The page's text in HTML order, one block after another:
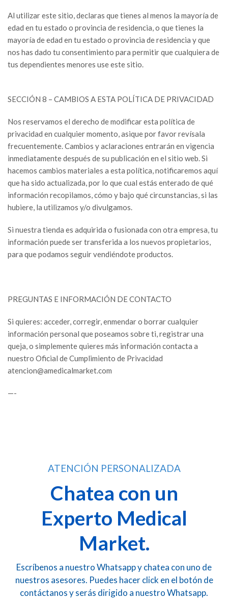
Al utilizar este sitio, declaras que tienes al menos la mayoría de
edad en tu estado o provincia de residencia, o que tienes la
mayoría de edad en tu estado o provincia de residencia y que
nos has dado tu consentimiento para permitir que cualquiera de
tus dependientes menores use este sitio.
SECCIÓN 8 – CAMBIOS A ESTA POLÍTICA DE PRIVACIDAD
Nos reservamos el derecho de modificar esta política de
privacidad en cualquier momento, asique por favor revísala
frecuentemente. Cambios y aclaraciones entrarán en vigencia
inmediatamente después de su publicación en el sitio web. Si
hacemos cambios materiales a esta política, notificaremos aquí
que ha sido actualizada, por lo que cual estás enterado de qué
información recopilamos, cómo y bajo qué circunstancias, si las
hubiere, la utilizamos y/o divulgamos.
Si nuestra tienda es adquirida o fusionada con otra empresa, tu
información puede ser transferida a los nuevos propietarios,
para que podamos seguir vendiéndote productos.
PREGUNTAS E INFORMACIÓN DE CONTACTO
Si quieres: acceder, corregir, enmendar o borrar cualquier
información personal que poseamos sobre ti, registrar una
queja, o simplemente quieres más información contacta a
nuestro Oficial de Cumplimiento de Privacidad
atencion@amedicalmarket.com
—-
ATENCIÓN PERSONALIZADA
Chatea con un
Experto Medical
Market.
Escríbenos a nuestro Whatsapp y chatea con uno de
nuestros asesores. Puedes hacer click en el botón de
contáctanos y serás dirigido a nuestro Whatsapp.